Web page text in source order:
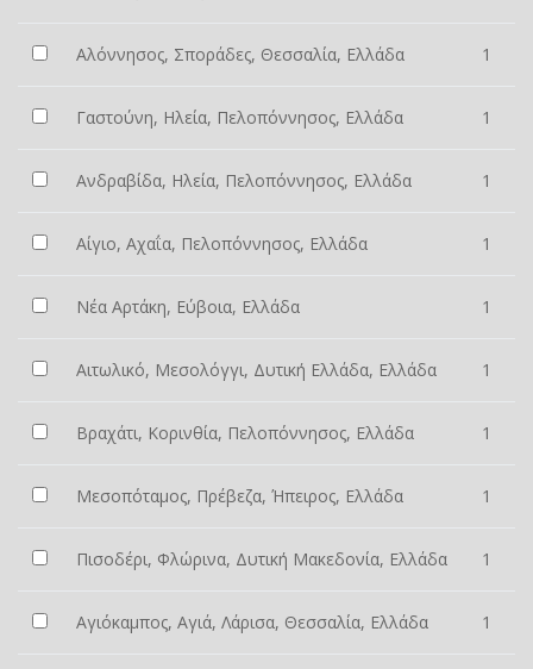
Αλόννησος, Σποράδες, Θεσσαλία, Ελλάδα 1
Γαστούνη, Ηλεία, Πελοπόννησος, Ελλάδα 1
Ανδραβίδα, Ηλεία, Πελοπόννησος, Ελλάδα 1
Αίγιο, Αχαΐα, Πελοπόννησος, Ελλάδα 1
Νέα Αρτάκη, Εύβοια, Ελλάδα 1
Αιτωλικό, Μεσολόγγι, Δυτική Ελλάδα, Ελλάδα 1
Βραχάτι, Κορινθία, Πελοπόννησος, Ελλάδα 1
Μεσοπόταμος, Πρέβεζα, Ήπειρος, Ελλάδα 1
Πισοδέρι, Φλώρινα, Δυτική Μακεδονία, Ελλάδα 1
Αγιόκαμπος, Αγιά, Λάρισα, Θεσσαλία, Ελλάδα 1